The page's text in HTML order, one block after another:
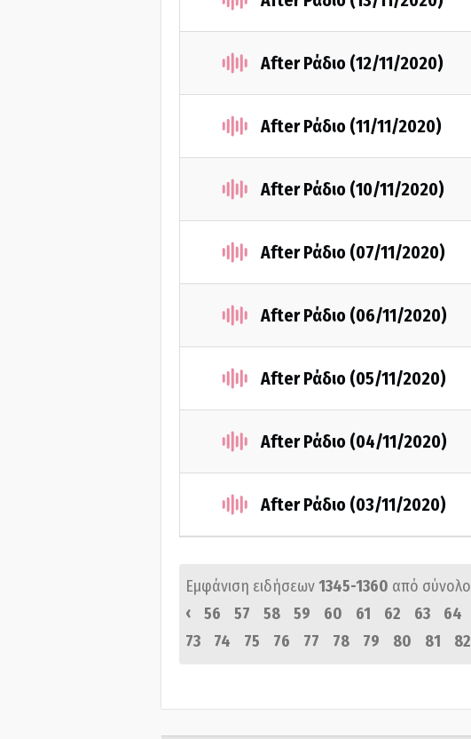
After Ράδιο (12/11/2020)
After Ράδιο (11/11/2020)
After Ράδιο (10/11/2020)
After Ράδιο (07/11/2020)
After Ράδιο (06/11/2020)
After Ράδιο (05/11/2020)
After Ράδιο (04/11/2020)
After Ράδιο (03/11/2020)
Εμφάνιση ειδήσεων1345-1360 από σύνολο
‹
56 57 58 59 60 61 62 63 64
73
74 75 76 77 78 79 80 81 82